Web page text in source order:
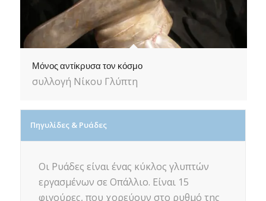
Μόνος αντίκρυσα τον κόσμο
συλλογή Νίκου Γλύπτη
Πηγυλίδες & Ρυάδες
Οι Ρυάδες είναι ένας κύκλος γλυπτών
εργασμένων σε Οπάλλιο. Είναι 15
φιγούρες, που χορεύουν στο ρυθμό της